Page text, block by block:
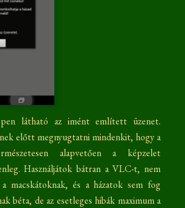
látható az imént említett üzenet.
előtt megnyugtatni mindenkit, hogy a
alapvetően a képzelet
Használjátok bátran a VLC-t, nem
a macskátoknak, és a házatok sem fog
béta, de az esetleges hibák maximum a